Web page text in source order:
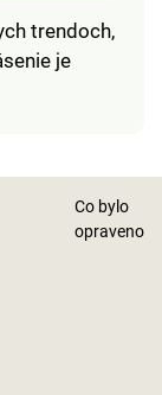
trendoch,
je
Co bylo
opraveno